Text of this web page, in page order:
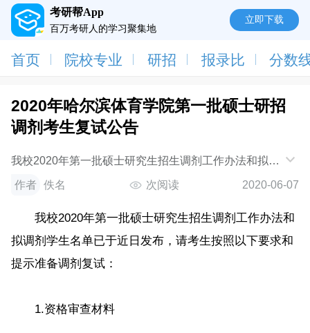
考研帮App
百万考研人的学习聚集地
立即下载
首页 院校专业 研招 报录比 分数
2020年哈尔滨体育学院第一批硕士研招
调剂考生复试公告
我校2020年第一批硕士研究生招生调剂工作办法和拟调
剂学生名单已于近日发布，请考生按照以下要求和提示
准备调剂复试：1.资格审查材料资格审查包
作者 佚名 次阅读 2020-06-07
我校2020年第一批硕士研究生招生调剂工作办法和
拟调剂学生名单已于近日发布，请考生按照以下要求和
提示准备调剂复试：
1.资格审查材料